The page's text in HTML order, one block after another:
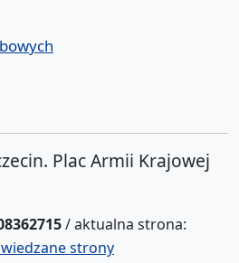
Plac Armii Krajowej
/ aktualna strona:
strony